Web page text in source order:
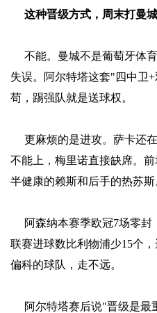
这种晋级方式，周末打曼
不能。曼城不是葡萄牙体
失误。阿尔特塔这套"四中卫
苟，踢强队就是送球权。
更麻烦的是进攻。萨卡还
不能上，梅里诺直接缺席。
半健康的赖斯和后手的热苏斯
阿森纳本赛季欧冠7场零
联赛进球数比利物浦少15个
偏科的球队，走不远。
阿尔特塔赛后说"晋级是最